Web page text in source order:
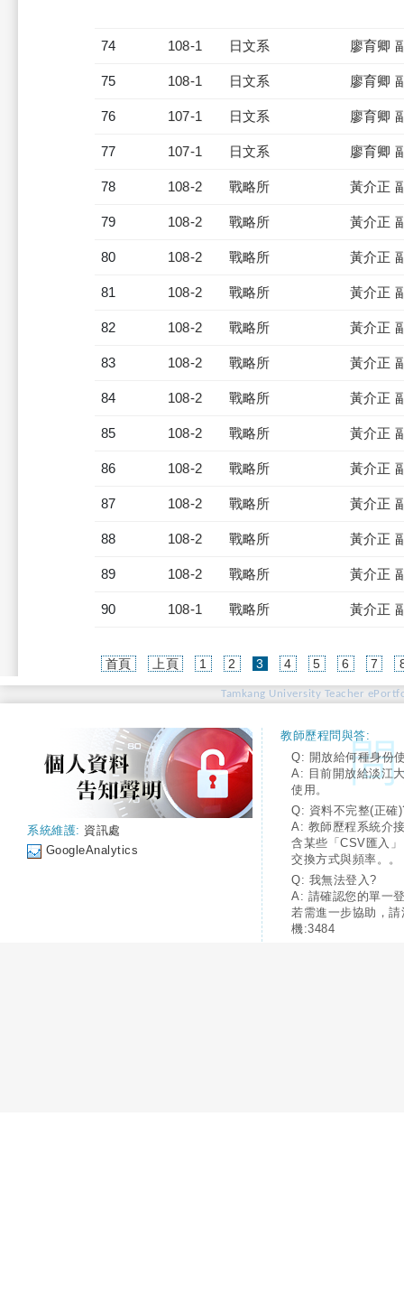
74 108-1 日文系 廖育卿
75 108-1 日文系 廖育卿
76 107-1 日文系 廖育卿
77 107-1 日文系 廖育卿
78 108-2 戰略所 黃介正
79 108-2 戰略所 黃介正
80 108-2 戰略所 黃介正
81 108-2 戰略所 黃介正
82 108-2 戰略所 黃介正
83 108-2 戰略所 黃介正
84 108-2 戰略所 黃介正
85 108-2 戰略所 黃介正
86 108-2 戰略所 黃介正
87 108-2 戰略所 黃介正
88 108-2 戰略所 黃介正
89 108-2 戰略所 黃介正
90 108-1 戰略所 黃介正
首頁 上頁 1 2 3 (current)
4 5 6 7
Tamkang University Teacher
系統維護: 資訊處
GoogleAnalytics
教師歷程問與答:
Q: 開放給何種身份
A: 目前開放給淡江
使用。
Q: 資料不完整(正確
A: 教師歷程系統介
含某些「CSV匯入
交換方式與頻率。。
Q: 我無法登入?
A: 請確認您的單一
若需進一步協助，
機:3484